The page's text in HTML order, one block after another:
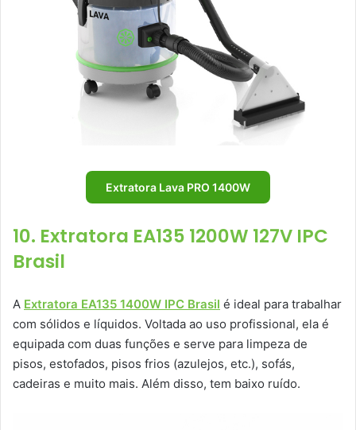
Extratora Lava PRO 1400W
10. Extratora EA135 1200W 127V IPC
Brasil
A Extratora EA135 1400W IPC Brasil é ideal para trabalhar
com sólidos e líquidos. Voltada ao uso profissional, ela é
equipada com duas funções e serve para limpeza de
pisos, estofados, pisos frios (azulejos, etc.), sofás,
cadeiras e muito mais. Além disso, tem baixo ruído.